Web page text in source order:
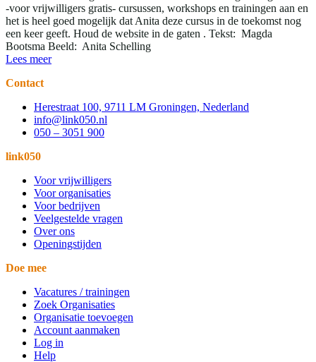
-voor vrijwilligers gratis- cursussen, workshops en trainingen aan en
het is heel goed mogelijk dat Anita deze cursus in de toekomst nog
een keer geeft. Houd de website in de gaten . Tekst: Magda
Bootsma Beeld: Anita Schelling
Lees meer
Contact
Herestraat 100, 9711 LM Groningen, Nederland
info@link050.nl
050 – 3051 900
link050
Voor vrijwilligers
Voor organisaties
Voor bedrijven
Veelgestelde vragen
Over ons
Openingstijden
Doe mee
Vacatures / trainingen
Zoek Organisaties
Organisatie toevoegen
Account aanmaken
Log in
Help